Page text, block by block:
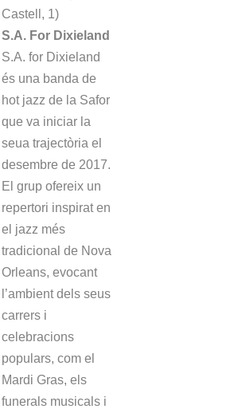
Castell, 1)
S.A. For Dixieland
S.A. for Dixieland
és una banda de
hot jazz de la Safor
que va iniciar la
seua trajectòria el
desembre de 2017.
El grup ofereix un
repertori inspirat en
el jazz més
tradicional de Nova
Orleans, evocant
l’ambient dels seus
carrers i
celebracions
populars, com el
Mardi Gras, els
funerals musicals i